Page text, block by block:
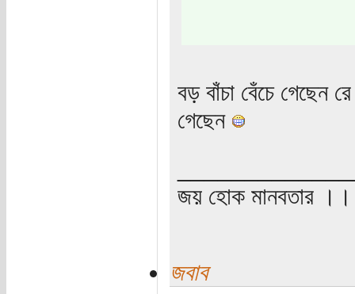
বড় বাঁচা বেঁচে গেছেন
গেছেন
জয় হোক মানবতার
জবাব